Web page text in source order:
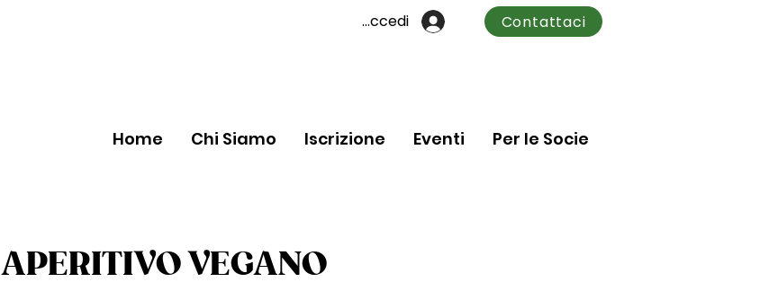
Accedi Contattaci
Home Chi Siamo Iscrizione Eventi Per le Socie
APERITIVO VEGANO